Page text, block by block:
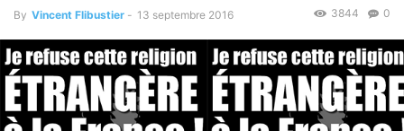
By Vincent Flibustier - 13 septembre 2016 0
3844